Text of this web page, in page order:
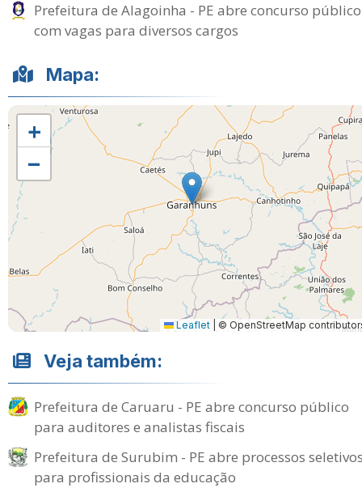
Prefeitura de Alagoinha - PE abre concurso público
com vagas para diversos cargos
Mapa:
+
−
Leaflet © OpenStreetMap
Veja também:
Prefeitura de Caruaru - PE abre concurso público
para auditores e analistas fiscais
Prefeitura de Surubim - PE abre processos
para profissionais da educação